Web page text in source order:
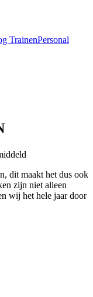
TrainenPersonal
dit maakt het dus ook
zijn niet alleen
wij het hele jaar door